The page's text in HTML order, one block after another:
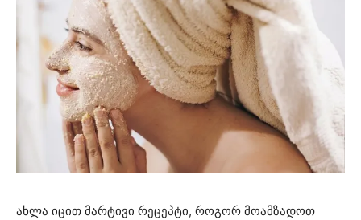
ახლა იცით მარტივი რეცეპტი, როგორ მოამზადოთ